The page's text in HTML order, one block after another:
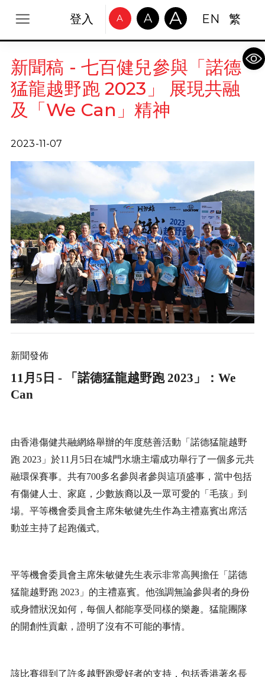
登入 A A A EN 繁
新聞稿 - 七百健兒參與「諾德
猛龍越野跑 2023」 展現共融
及「We Can」精神
2023-11-07
新聞發佈
11 月 5 日 - 「諾德猛龍越野跑2023 」： We
Can
由香港傷健共融網絡舉辦的年度慈善活動「諾德猛龍越野
跑2023」於11 月 5日在城門水塘主壩成功舉行了一個多元共
融環保賽事。共有700多名參與者參與這項盛事，當中包括
有傷健人士、家庭，少數族裔以及一眾可愛的「毛孩」到
場。平等機會委員會主席朱敏健先生作為主禮嘉賓出席活
動並主持了起跑儀式。
平等機會委員會主席朱敏健先生表示非常高興擔任「諾德
猛龍越野跑2023」的主禮嘉賓。他強調無論參與者的身份
或身體狀況如何，每個人都能享受同樣的樂趣。猛龍團隊
的開創性貢獻，證明了沒有不可能的事情。
該比賽得到了許多越野跑愛好者的支持，包括香港著名長